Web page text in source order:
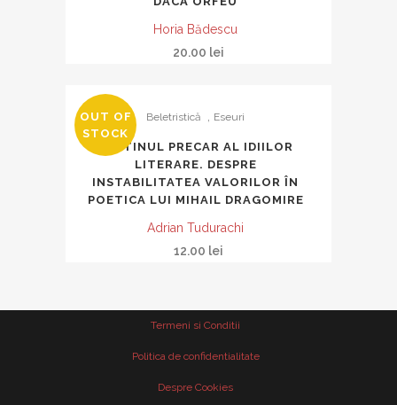
Horia Bădescu
20.00 lei
OUT OF
STOCK
Beletristică Eseuri
DESTINUL PRECAR AL IDIILOR
LITERARE. DESPRE
INSTABILITATEA VALORILOR ÎN
POETICA LUI MIHAIL DRAGOMIRE
Adrian Tudurachi
12.00 lei
Termeni si Conditii
Politica de confidentialitate
Despre Cookies